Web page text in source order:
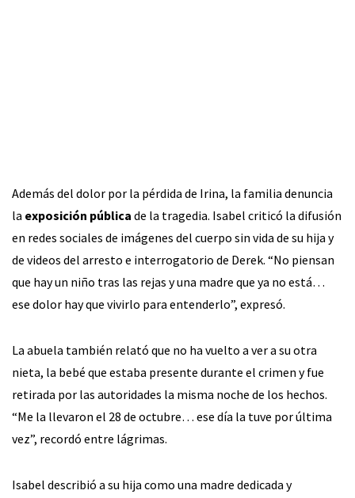
Además del dolor por la pérdida de Irina, la familia denuncia
la exposición pública de la tragedia. Isabel criticó la difusión
en redes sociales de imágenes del cuerpo sin vida de su hija y
de videos del arresto e interrogatorio de Derek. “No piensan
que hay un niño tras las rejas y una madre que ya no está…
ese dolor hay que vivirlo para entenderlo”, expresó.
La abuela también relató que no ha vuelto a ver a su otra
nieta, la bebé que estaba presente durante el crimen y fue
retirada por las autoridades la misma noche de los hechos.
“Me la llevaron el 28 de octubre… ese día la tuve por última
vez”, recordó entre lágrimas.
Isabel describió a su hija como una madre dedicada y